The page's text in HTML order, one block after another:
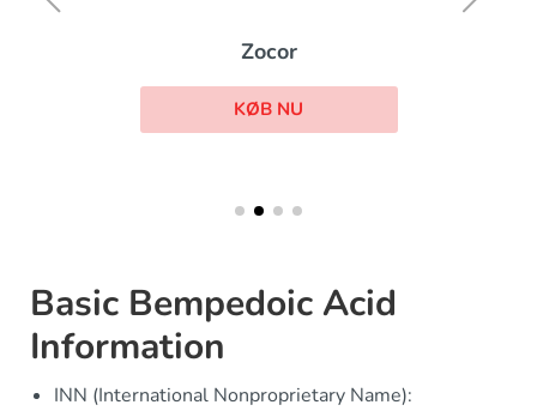
Zocor
KØB NU
Basic Bempedoic Acid
Information
INN (International Nonproprietary Name):